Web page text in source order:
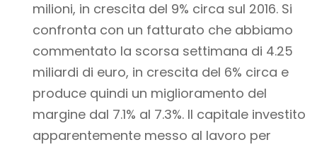
milioni, in crescita del 9% circa sul 2016. Si
confronta con un fatturato che abbiamo
commentato la scorsa settimana di 4.25
miliardi di euro, in crescita del 6% circa e
produce quindi un miglioramento del
margine dal 7.1% al 7.3%. Il capitale investito
apparentemente messo al lavoro per